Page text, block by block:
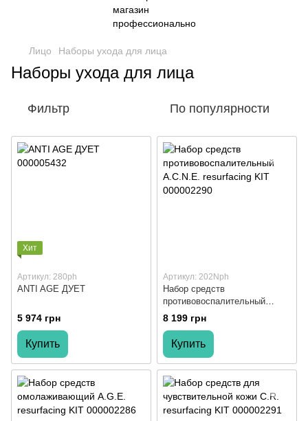
Лицо Наборы ухода для лица
Наборы ухода для лица
Фильтр По популярности
Хит
Артикул: 280ph
ANTI AGE ДУЕТ
5 974 грн
Купить
Артикул: 202Nph
Набор средств
противовоспалительный
A.C.N.E. resurfacing KIT
8 199 грн
Купить